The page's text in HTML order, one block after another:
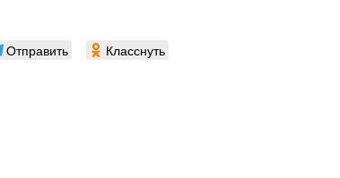
Отправить Класснуть